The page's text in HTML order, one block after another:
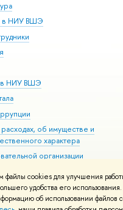
файлы cookies для улучшения
удобства его
об использовании файлов
в НИУ ВШЭ
в НИУ ВШЭ
об имуществе и
характера
организации
возможностями здоровья